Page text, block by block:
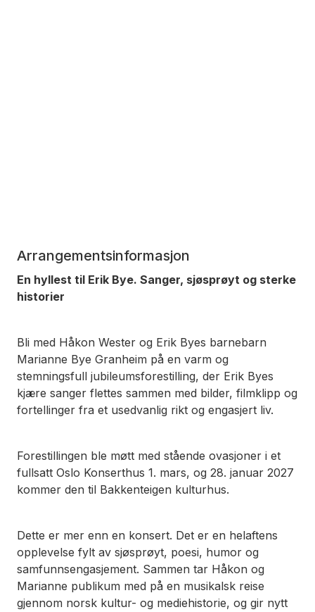
Arrangementsinformasjon
En hyllest til Erik Bye. Sanger, sjøsprøyt og sterke
historier
Bli med Håkon Wester og Erik Byes barnebarn
Marianne Bye Granheim på en varm og
stemningsfull jubileumsforestilling, der Erik Byes
kjære sanger flettes sammen med bilder, filmklipp og
fortellinger fra et usedvanlig rikt og engasjert liv.
Forestillingen ble møtt med stående ovasjoner i et
fullsatt Oslo Konserthus 1. mars, og 28. januar 2027
kommer den til Bakkenteigen kulturhus.
Dette er mer enn en konsert. Det er en helaftens
opplevelse fylt av sjøsprøyt, poesi, humor og
samfunnsengasjement. Sammen tar Håkon og
Marianne publikum med på en musikalsk reise
gjennom norsk kultur- og mediehistorie, og gir nytt